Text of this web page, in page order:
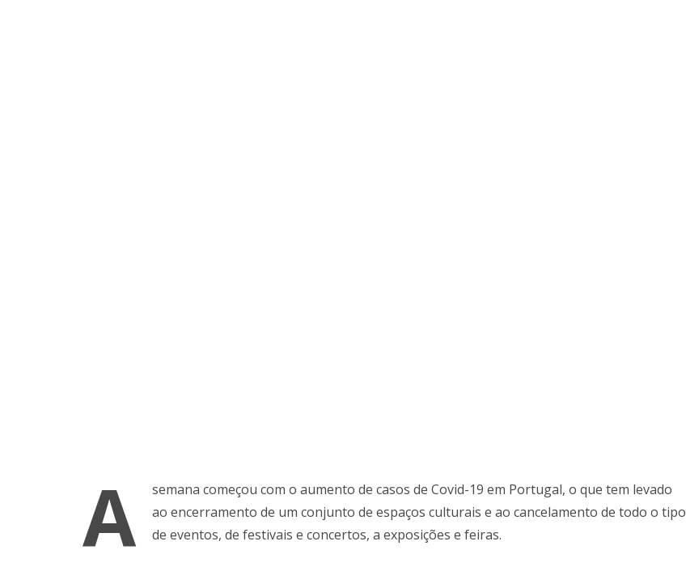
A
semana começou com o aumento de casos de Covid-19 em Portugal, o que tem levado
ao encerramento de um conjunto de espaços culturais e ao cancelamento de todo o tipo
de eventos, de festivais e concertos, a exposições e feiras.